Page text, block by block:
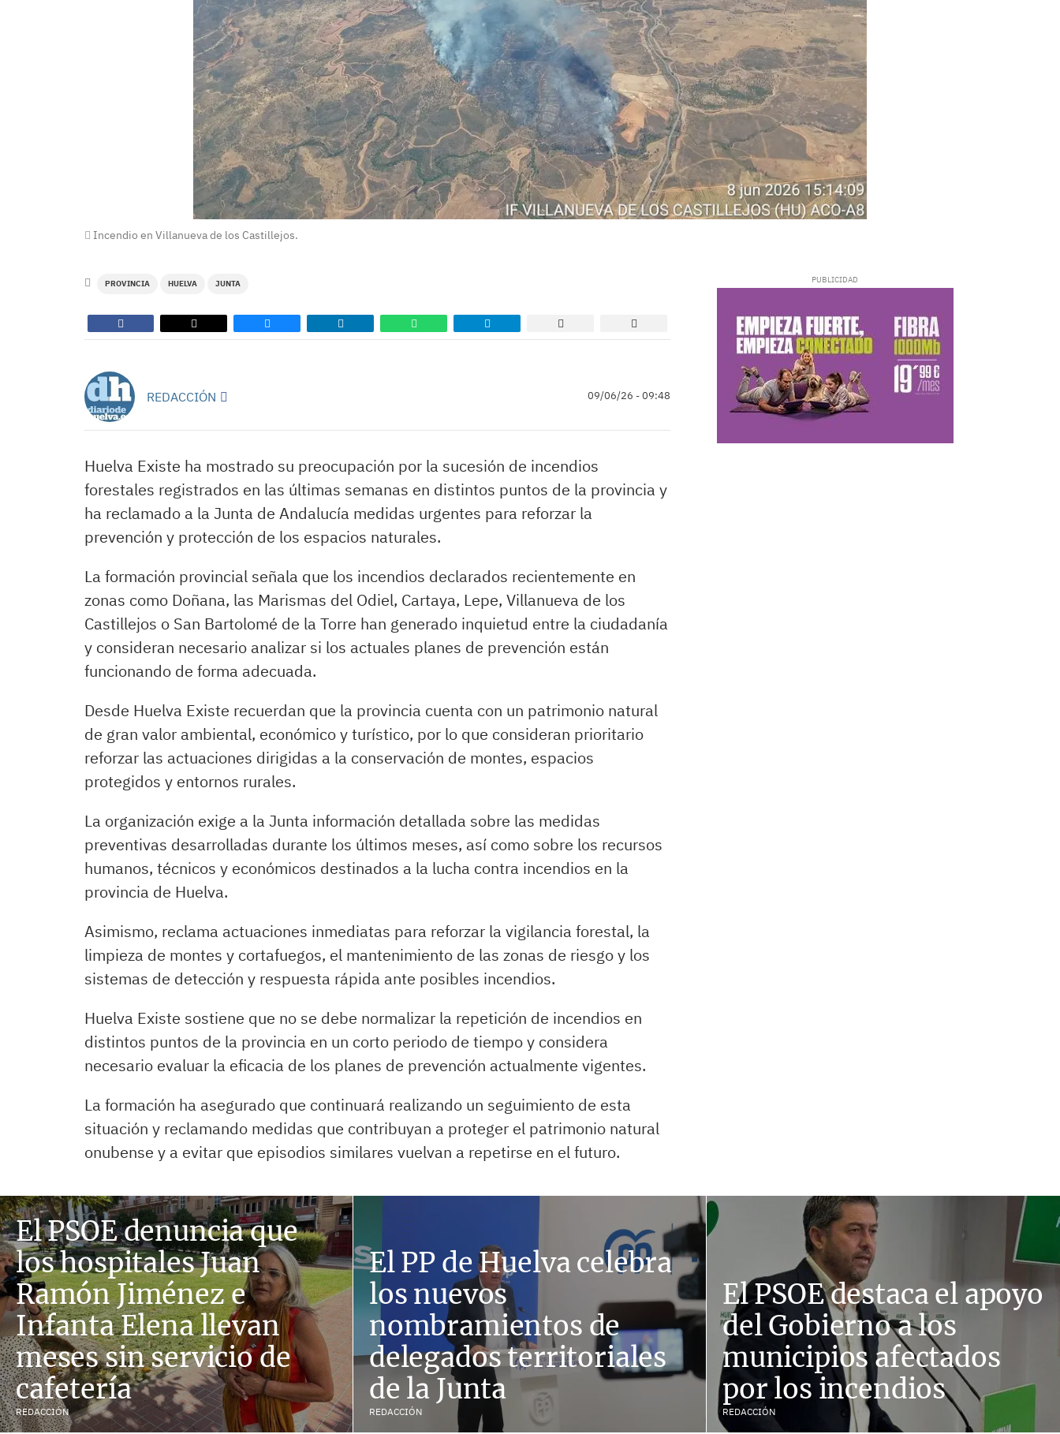
Incendio en Villanueva de los Castillejos.
PROVINCIA HUELVA JUNTA
REDACCIÓN 09/06/26 - 09:48
Huelva Existe ha mostrado su preocupación por la sucesión de incendios
forestales registrados en las últimas semanas en distintos puntos de la provincia y
ha reclamado a la Junta de Andalucía medidas urgentes para reforzar la
prevención y protección de los espacios naturales.
La formación provincial señala que los incendios declarados recientemente en
zonas como Doñana, las Marismas del Odiel, Cartaya, Lepe, Villanueva de los
Castillejos o San Bartolomé de la Torre han generado inquietud entre la ciudadanía
y consideran necesario analizar si los actuales planes de prevención están
funcionando de forma adecuada.
Desde Huelva Existe recuerdan que la provincia cuenta con un patrimonio natural
de gran valor ambiental, económico y turístico, por lo que consideran prioritario
reforzar las actuaciones dirigidas a la conservación de montes, espacios
protegidos y entornos rurales.
La organización exige a la Junta información detallada sobre las medidas
preventivas desarrolladas durante los últimos meses, así como sobre los recursos
humanos, técnicos y económicos destinados a la lucha contra incendios en la
provincia de Huelva.
Asimismo, reclama actuaciones inmediatas para reforzar la vigilancia forestal, la
limpieza de montes y cortafuegos, el mantenimiento de las zonas de riesgo y los
sistemas de detección y respuesta rápida ante posibles incendios.
Huelva Existe sostiene que no se debe normalizar la repetición de incendios en
distintos puntos de la provincia en un corto periodo de tiempo y considera
necesario evaluar la eficacia de los planes de prevención actualmente vigentes.
La formación ha asegurado que continuará realizando un seguimiento de esta
situación y reclamando medidas que contribuyan a proteger el patrimonio natural
onubense y a evitar que episodios similares vuelvan a repetirse en el futuro.
El PSOE denuncia que
los hospitales Juan
Ramón Jiménez e
Infanta Elena llevan
meses sin servicio de
cafetería
REDACCIÓN
El PP de Huelva celebra
los nuevos
nombramientos de
delegados territoriales
de la Junta
REDACCIÓN
El PSOE destaca el apoyo
del Gobierno a los
municipios afectados
por los incendios
REDACCIÓN